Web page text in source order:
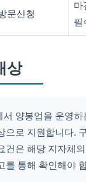
문신청
마
필
상
서 양봉업을 운영하
으로 지원합니다.
건은 해당 지자체
를 통해 확인해야